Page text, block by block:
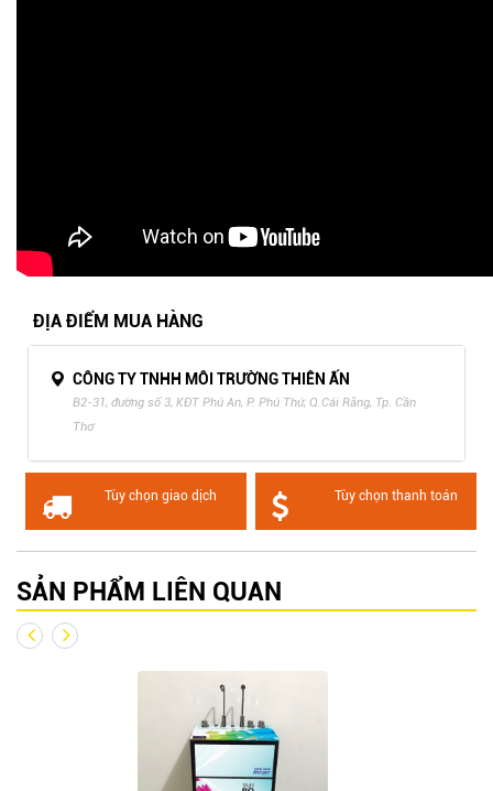
ĐỊA ĐIỂM MUA HÀNG
CÔNG TY TNHH MÔI TRƯỜNG THIÊN ẤN
B2-31, đường số 3, KĐT Phú An, P. Phú Thứ, Q.Cái Răng, Tp. Cần
Thơ
Tùy chọn giao dịch Tùy chọn thanh toán
SẢN PHẨM LIÊN QUAN